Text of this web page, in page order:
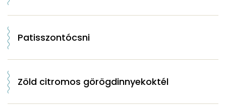
Patisszontócsni
Zöld citromos görögdinnyekoktél